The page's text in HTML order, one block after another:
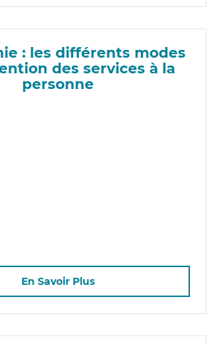
: les différents modes
des services à la
personne
En Savoir Plus